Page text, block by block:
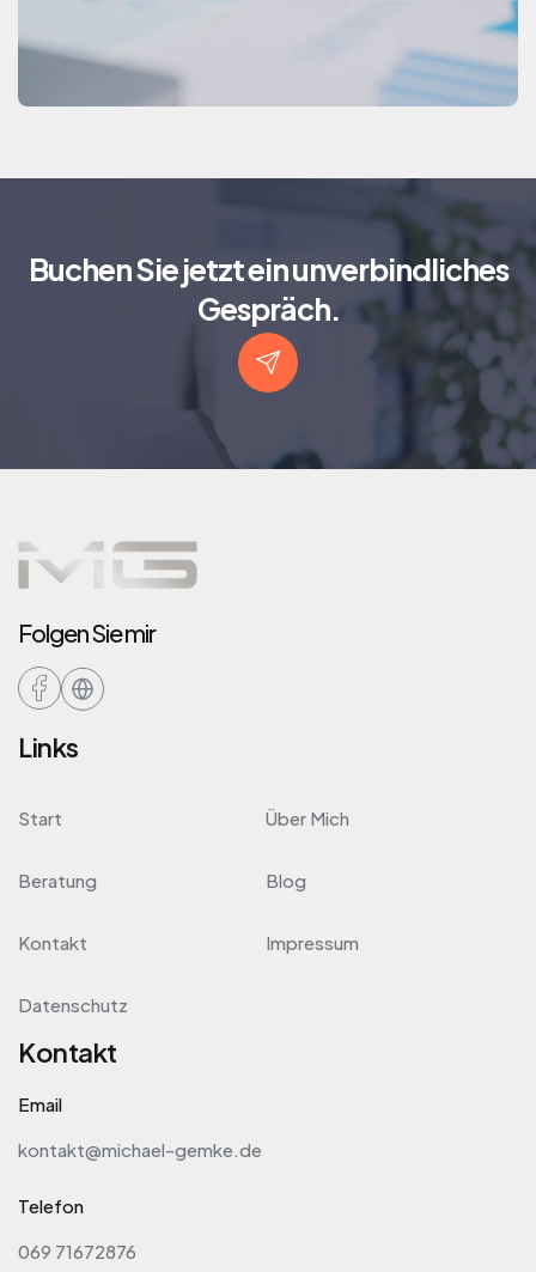
Buchen Sie jetzt ein unverbindliches
Gespräch.
Folgen Sie mir
Links
Start Über Mich
Beratung Blog
Kontakt Impressum
Datenschutz
Kontakt
Email
kontakt@michael-gemke.de
Telefon
069 71672876